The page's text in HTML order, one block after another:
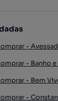
-
- Banho e
- Bem
-